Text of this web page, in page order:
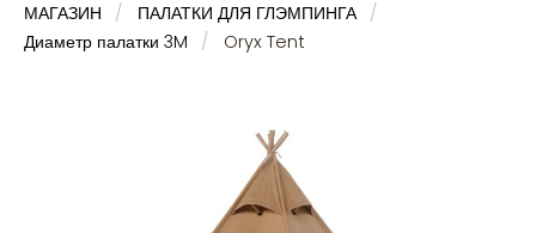
МАГАЗИН
ПАЛАТКИ ДЛЯ ГЛЭМПИНГА
Диаметр палатки 3M
Oryx Tent